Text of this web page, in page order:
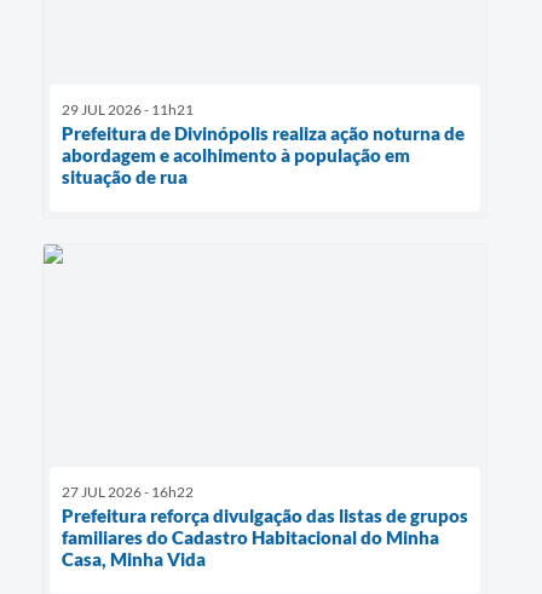
29 JUL 2026 - 11h21
Prefeitura de Divinópolis realiza ação noturna de
abordagem e acolhimento à população em
situação de rua
27 JUL 2026 - 16h22
Prefeitura reforça divulgação das listas de grupos
familiares do Cadastro Habitacional do Minha
Casa, Minha Vida